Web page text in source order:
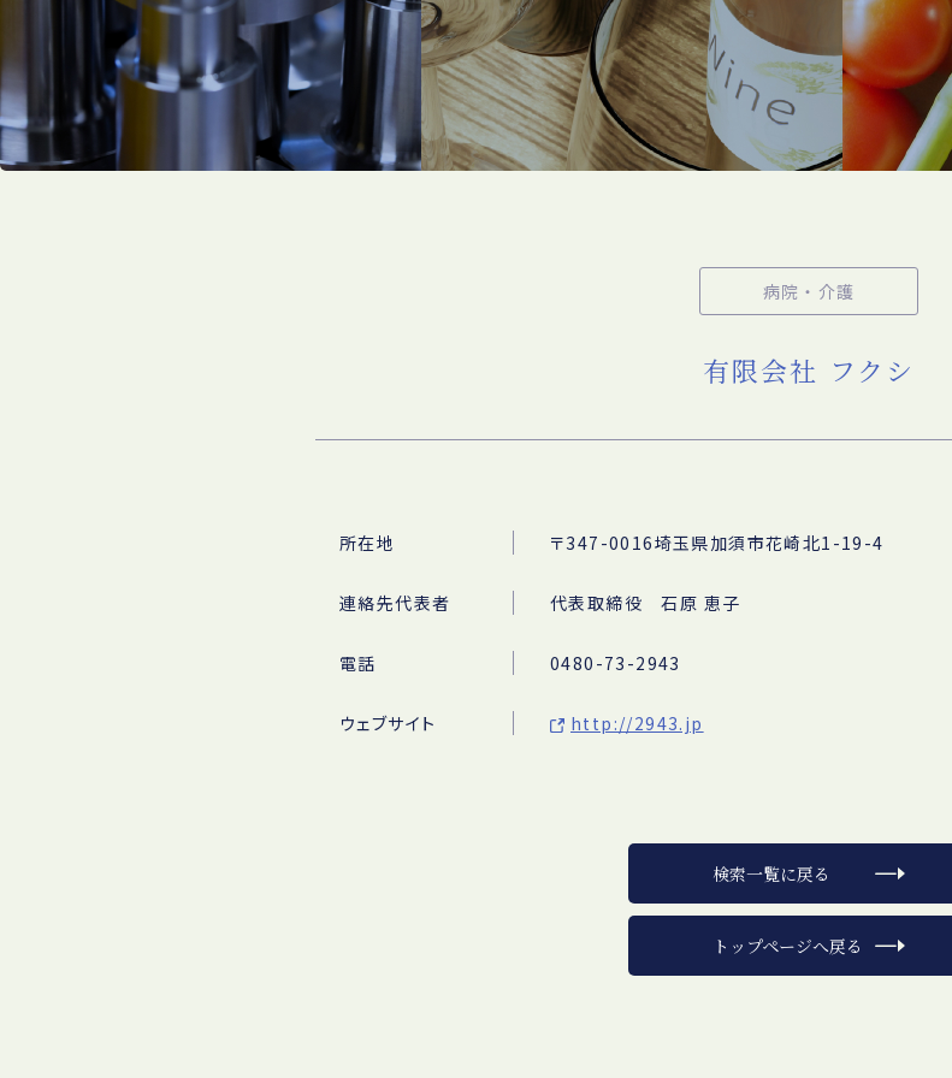
病院・介護
有限会社 フクシ
所在地 〒347-0016埼玉県加須市花崎北1-19-4
連絡先代表者 代表取締役 石原 恵子
電話 0480-73-2943
ウェブサイト http://2943.jp
検索一覧に戻る
トップページへ戻る